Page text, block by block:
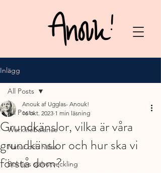
Inlägg
All Posts
Worklifebalance
Natur och hälsa
Boktips självutveckling
All Posts
Grundkänslor, vilka är våra
grundkänslor och hur ska vi
förstå dom?
Anouk af Ugglas- Anouk!
16 okt. 2023 1 min läsning